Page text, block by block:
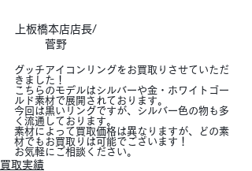
上板橋本店店長/
菅野
グッチアイコンリングをお買取りさせていただ
きました！
こちらのモデルはシルバーや金・ホワイトゴー
ルド素材で展開されております。
今回は黒いリングですが、シルバー色の物も多
く流通しております。
素材によって買取価格は異なりますが、どの素
材でもお買取りは可能でございます！
お気軽にご相談ください。
買取実績